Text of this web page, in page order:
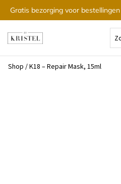
Gratis bezorging voor
Shop /K18 – Repair Mask, 15ml